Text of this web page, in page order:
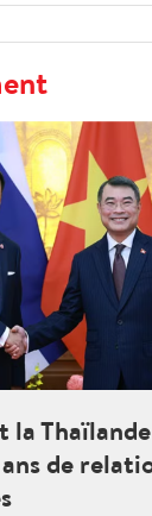
la Thaïlande
de